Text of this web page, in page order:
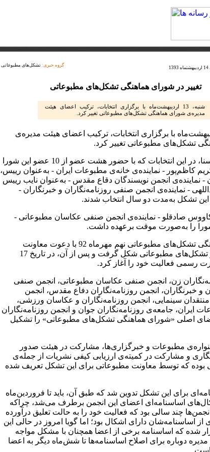
گروه خبری: تشکل‌های مطبوعاتی
تغییر در شورای هماهنگی تشکل‌های مطبوعاتی
شنبه، 13 اردیبهشت‌ماه با برگزاری انتخابات، ترکیب اعضای هیئت
مدیره‌ی شورای هماهنگی تشکل‌های مطبوعاتی تغییر کرد.
13 اردیبهشت‌ماه با برگزاری انتخابات، ترکیب اعضای هیئت مدیره‌ی
تشکل‌های مطبوعاتی تغییر کرد.
به گزارش ایسنا، در این انتخابات که با حضور هشت عضو از 10 عضو این شورا
کاظم‌پور - نماینده‌ی خانه‌ی مطبوعات ایران - به‌عنوان رییس،
- نماینده‌ی انجمن نویسندگان دقاع مقدس - به‌عنوان نایب رییس
- نماینده‌ی انجمن صنفی روزنامه‌نگاران و خبرنگاران -
این تشکل به‌مدت دو سال انتخاب شدند.
صادقلو - نماینده‌ی انجمن صنفی عکاسان مطبوعاتی -
را به‌صورت موقت برعهده داشت.
شورای هماهنگی تشکل‌های مطبوعاتی نهم مهرماه 92 با دعوت معاونت
مطبوعاتی از تشکل‌های مطبوعاتی شکل گرفت و پس از آن، در تاریخ 17
رسمی فعالیت خود را آغاز کرد.
زن، انجمن صنفی عکاسان مطبوعاتی، انجمن صنفی
و خبرنگاران، انجمن روزنامه‌نگاران دفاع مقدس، انجمن
سینمایی، انجمن روزنامه‌نگاران و عکاسان ورزشی،
ایران، جامعه‌ی روزنامه‌نگاران جوان و انجمن روزنامه‌نگاران
اصلی «شورای هماهنگی تشکل‌های مطبوعاتی» را تشکیل
مطبوعات و خبرگزاری‌ها، مشارکت در هیئت صدور
و مشارکت در کمیته‌ی ارزیابی کیفی نشریات از جمله‌ی
بوده که توسط معاونت مطبوعاتی برای این تشکل تعریف شده
برای این تشکل تدوین شد که طبق آن، باید تا فروردین‌ماه
اشکال‌های اساسنامه‌ای اعضای این انجمن برطرف می‌شد، چراکه
چند سالی بود که فعالیت خود را به حالت تعلیق درآورده
از اساسنامه‌شان دارای اشکال بود؛ اما گویا امروز در حالی این
شده که اساسنامه برخی از اعضا همچنان با مشکل مواجه
دوباره برای اصلاح اساسنامه‌ها تا شش‌ماه دیگر به اعضا